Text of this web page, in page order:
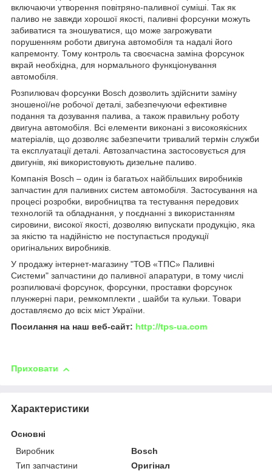
включаючи утворення повітряно-паливної суміші. Так як
паливо не завжди хорошої якості, паливні форсунки можуть
забиватися та зношуватися, що може загрожувати
порушенням роботи двигуна автомобіля та надалі його
капремонту. Тому контроль та своєчасна заміна форсунок
вкрай необхідна, для нормального функціонування
автомобіля.
Розпилювач форсунки Bosch дозволить здійснити заміну
зношеної/не робочої деталі, забезпечуючи ефективне
подання та дозування палива, а також правильну роботу
двигуна автомобіля. Всі елементи виконані з високоякісних
матеріалів, що дозволяє забезпечити тривалий термін служби
та експлуатації деталі. Автозапчастина застосовується для
двигунів, які використовують дизельне паливо.
Компанія Bosch – один із багатьох найбільших виробників
запчастин для паливних систем автомобіля. Застосування на
процесі розробки, виробництва та тестування передових
технологій та обладнання, у поєднанні з використанням
сировини, високої якості, дозволяю випускати продукцію, яка
за якістю та надійністю не поступається продукції
оригінальних виробників.
У продажу інтернет-магазину "ТОВ «ТПС» Паливні
Системи" запчастини до паливної апаратури, в тому числі
розпилювачі форсунок, форсунки, проставки форсунок
плунжерні пари, ремкомплекти , шайби та кульки. Товари
доставляємо до всіх міст України.
Посилання на наш веб-сайт: http://tps-ua.com
Приховати
Характеристики
Основні
Виробник
Bosch
Тип запчастини
Оригінал